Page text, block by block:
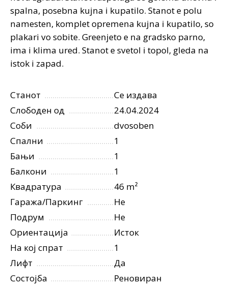
spalna, posebna kujna i kupatilo. Stanot e polu
namesten, komplet opremena kujna i kupatilo, so
plakari vo sobite. Greenjeto e na gradsko parno,
ima i klima ured. Stanot e svetol i topol, gleda na
istok i zapad.
Станот
Се издава
Слободен од
24.04.2024
Соби
dvosoben
Спални
1
Бањи
1
Балкони
1
Квадратура
46 m²
Гаража/Паркинг
Не
Подрум
Не
Ориентација
Исток
На кој спрат
1
Лифт
Да
Состојба
Реновиран